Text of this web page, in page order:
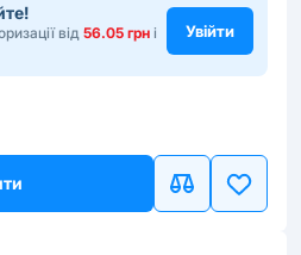
від 56.05 грн і
Увійти